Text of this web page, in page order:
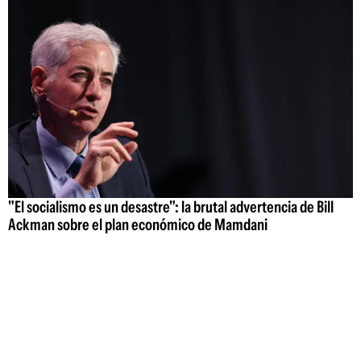
"El socialismo es un desastre": la brutal advertencia de Bill
Ackman sobre el plan económico de Mamdani